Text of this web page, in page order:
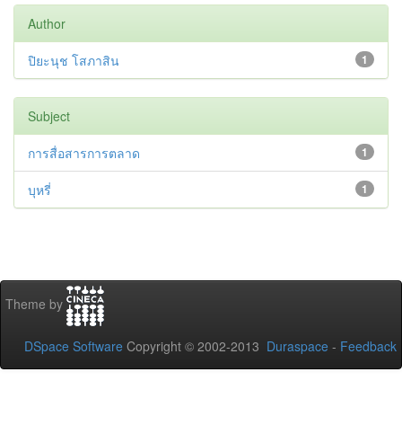
Author
1
ปิยะนุช โสภาสิน
Subject
1
การสื่อสารการตลาด
1
บุหรี่
Theme by
DSpace Software Copyright © 2002-2013 Duraspace - Feedback